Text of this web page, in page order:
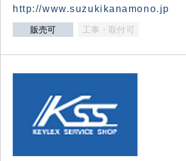
http://www.suzukikanamono.jp
販売可 工事・取付可